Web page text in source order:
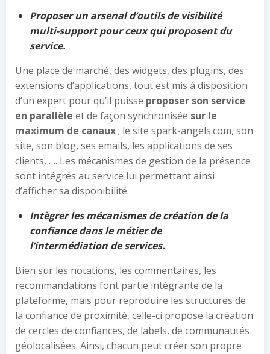
Proposer un arsenal d’outils de visibilité
multi-support pour ceux qui proposent du
service.
Une place de marché, des widgets, des plugins, des
extensions d’applications, tout est mis à disposition
d’un expert pour qu’il puisse proposer son service
en parallèle et de façon synchronisée sur le
maximum de canaux; le site spark-angels.com, son
site, son blog, ses emails, les applications de ses
clients, …. Les mécanismes de gestion de la présence
sont intégrés au service lui permettant ainsi
d’afficher sa disponibilité.
Intègrer les mécanismes de création de la
confiance dans le métier de
l’intermédiation de services.
Bien sur les notations, les commentaires, les
recommandations font partie intégrante de la
plateforme, mais pour reproduire les structures de
la confiance de proximité, celle-ci propose la création
de cercles de confiances, de labels, de communautés
géolocalisées. Ainsi, chacun peut créer son propre